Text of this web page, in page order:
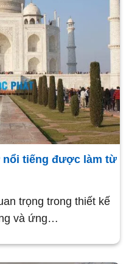
tiếng được làm từ
trọng trong thiết kế
và ứng…